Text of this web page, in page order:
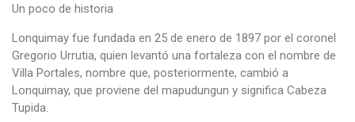
Un poco de historia
Lonquimay fue fundada en 25 de enero de 1897 por el coronel
Gregorio Urrutia, quien levantó una fortaleza con el nombre de
Villa Portales, nombre que, posteriormente, cambió a
Lonquimay, que proviene del mapudungun y significa Cabeza
Tupida.